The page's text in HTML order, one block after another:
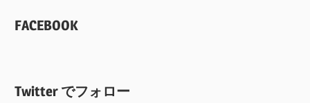
FACEBOOK
Twitter でフォロー